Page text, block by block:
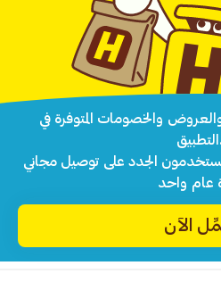
والعروض والخصومات المتوفرة في
التطبيق.
الجدد على توصيل مجاني
الآن